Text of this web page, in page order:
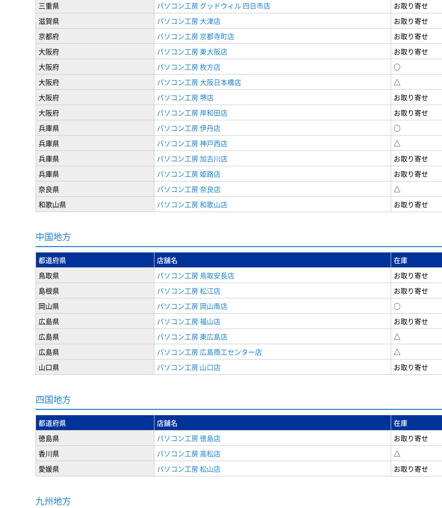
三重県
パソコン工房 グッドウィル 四日市店
お取り寄せ
滋賀県
パソコン工房 大津店
お取り寄せ
京都府
パソコン工房 京都寺町店
お取り寄せ
大阪府
パソコン工房 東大阪店
お取り寄せ
大阪府
パソコン工房 枚方店
○
大阪府
パソコン工房 大阪日本橋店
△
大阪府
パソコン工房 堺店
お取り寄せ
大阪府
パソコン工房 岸和田店
お取り寄せ
兵庫県
パソコン工房 伊丹店
○
兵庫県
パソコン工房 神戸西店
△
兵庫県
パソコン工房 加古川店
お取り寄せ
兵庫県
パソコン工房 姫路店
お取り寄せ
奈良県
パソコン工房 奈良店
△
和歌山県
パソコン工房 和歌山店 お取り寄せ
中国地方
都道府県 店舗名
在庫
鳥取県
パソコン工房 鳥取安長店
お取り寄せ
島根県
パソコン工房 松江店
お取り寄せ
岡山県
パソコン工房 岡山南店
○
広島県
パソコン工房 福山店
お取り寄せ
広島県
パソコン工房 東広島店
△
広島県
パソコン工房 広島商工センター店
△
山口県
パソコン工房 山口店 お取り寄せ
四国地方
都道府県 店舗名
在庫
徳島県
パソコン工房 徳島店
お取り寄せ
香川県
パソコン工房 高松店
△
愛媛県
パソコン工房 松山店 お取り寄せ
九州地方